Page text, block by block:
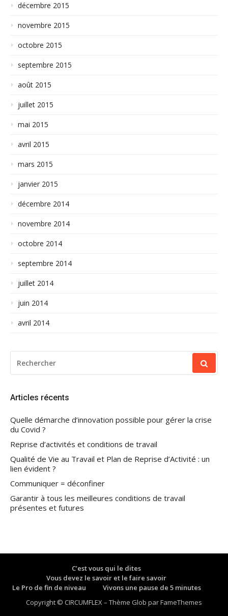
décembre 2015
novembre 2015
octobre 2015
septembre 2015
août 2015
juillet 2015
mai 2015
avril 2015
mars 2015
janvier 2015
décembre 2014
novembre 2014
octobre 2014
septembre 2014
juillet 2014
juin 2014
avril 2014
POUR
:
Articles récents
Quelle démarche d’innovation possible pour gérer la crise
du Covid ?
Reprise d’activités et conditions de travail
Qualité de Vie au Travail et Plan de Reprise d’Activité : un
lien évident ?
Communiquer = déconfiner
Garantir à tous les meilleures conditions de travail
présentes et futures
C’est vous qui le dites
Vous devez le savoir et le faire savoir
Le Pro de fin de niveau
Vivons une pause de 5 minutes
Copyright © CIRCUMFLEX– Thème Glob parFameThemes